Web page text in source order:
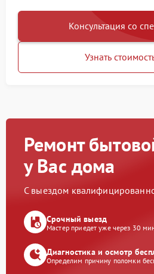
Консультация со
Узнать
Ремонт
у Вас дома
С выездом
Срочный выезд
Мастер приедет уже через 30
Диагностика и осмотр
Определим причину поломки